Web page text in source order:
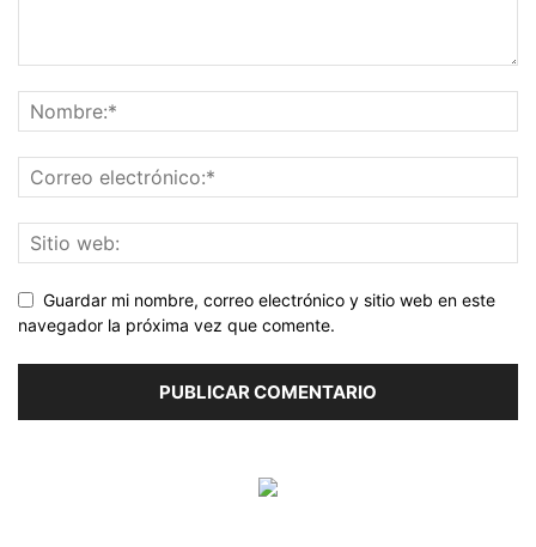
Guardar mi nombre, correo electrónico y sitio web en este
navegador la próxima vez que comente.